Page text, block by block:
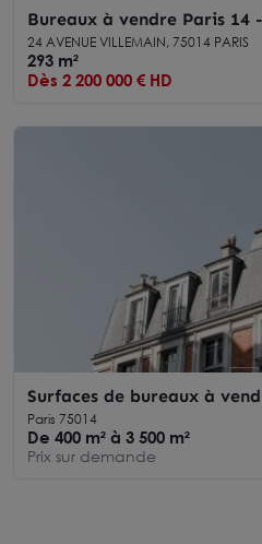
Bureaux à vendre Paris 14
sol avec patio privatif,
24 AVENUE VILLEMAIN, 75014 PARIS
293 m²
Dès 2 200 000 € HD
Surfaces de bureaux à
Montparnasse
Paris 75014
De 400 m² à 3 500 m²
Prix sur demande